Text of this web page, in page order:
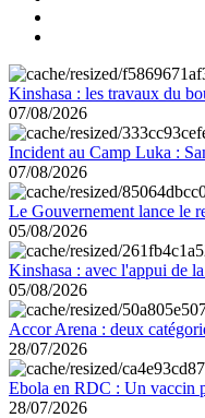
Kinshasa : les travaux du
07/08/2026
Incident au Camp Luka :
07/08/2026
Le Gouvernement lance le
05/08/2026
Kinshasa : avec l'appui de
05/08/2026
Accor Arena : deux
28/07/2026
Ebola en RDC : Un vaccin
28/07/2026